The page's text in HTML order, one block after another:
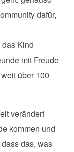
dafür,
Kind
mit Freude
über 100
verändert
kommen und
das, was